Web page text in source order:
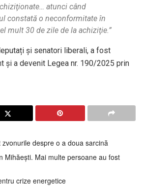
atunci când
constată o neconformitate în
mult 30 de zile de la achiziţie.”
și senatori liberali, a fost
și a devenit Legea nr. 190/2025 prin
despre o a doua sarcină
Mihăești. Mai multe persoane au fost
crize energetice